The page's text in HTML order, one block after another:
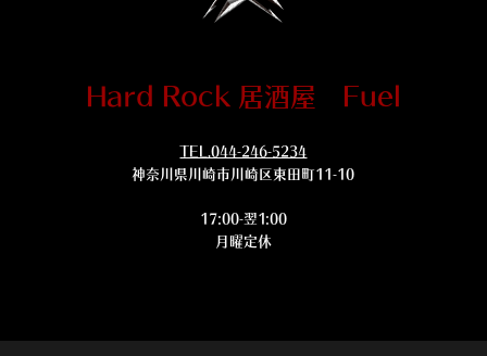
Hard Rock 居酒屋 Fuel
TEL.044-246-5234
神奈川県川崎市川崎区東田町11-10
17:00-翌1:00
月曜定休